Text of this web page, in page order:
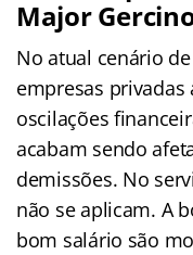
Major
No atual cenário
empresas privadas
oscilações
acabam sendo
demissões. No
não se aplicam. A
bom salário são